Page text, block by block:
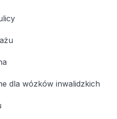
dla wózków inwalidzkich